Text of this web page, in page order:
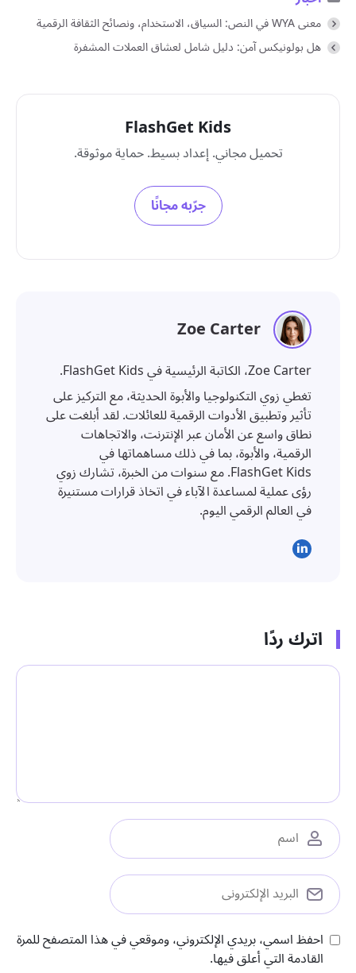
معنى WYA في النص: السياق، الاستخدام، ونصائح الثقافة الرقمية
هل بولونيكس آمن: دليل شامل لعشاق العملات المشفرة
FlashGet Kids
تحميل مجاني. إعداد بسيط. حماية موثوقة.
جرّبه مجانًا
Zoe Carter
Zoe Carter، الكاتبة الرئيسية في FlashGet Kids.
تغطي زوي التكنولوجيا والأبوة الحديثة، مع التركيز على
تأثير وتطبيق الأدوات الرقمية للعائلات. لقد أبلغت على
نطاق واسع عن الأمان عبر الإنترنت، والاتجاهات
الرقمية، والأبوة، بما في ذلك مساهماتها في
FlashGet Kids. مع سنوات من الخبرة، تشارك زوي
رؤى عملية لمساعدة الآباء في اتخاذ قرارات مستنيرة
في العالم الرقمي اليوم.
اترك ردًا
احفظ اسمي، بريدي الإلكتروني، وموقعي في هذا المتصفح للمرة
القادمة التي أعلق فيها.